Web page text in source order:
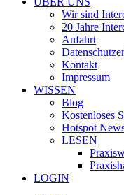
Wir sind
20 Jahre
Anfahrt
Kontakt
Impressum
WISSEN
Blog
Kostenloses
Hotspot
LESEN
LOGIN